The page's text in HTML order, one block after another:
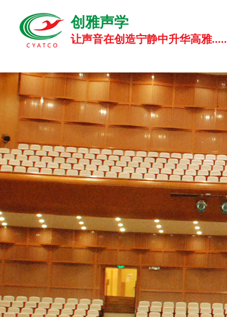
创雅声学
让声音在创造宁静中升华高雅.....